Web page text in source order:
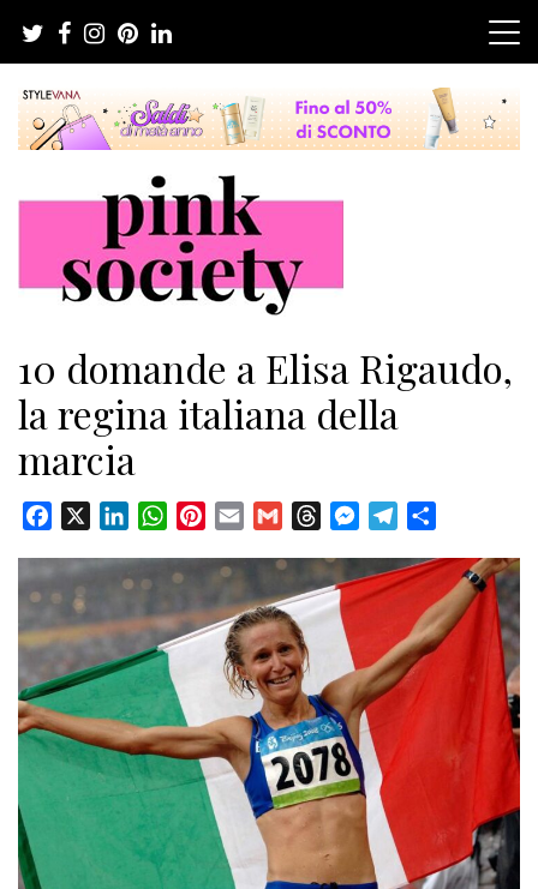
contenuto
Pink Society
10 domande a Elisa Rigaudo,
la regina italiana della
marcia
Facebook LinkedInWhatsAppPinterest
Email Gmail ThreadsMessenger
Telegram